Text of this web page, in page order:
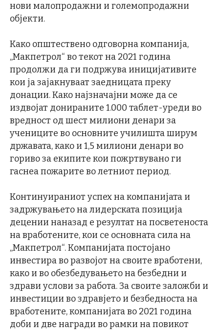
нови малопродажни и големопродажни
објекти.
Како општествено одговорна компанија,
„Макпетрол“ во текот на 2021 година
продолжи да ги подржува иницијативите
кои ја зајакнуваат заедницата преку
донации. Како најзначајни може да се
издвојат донираните 1.000 таблет-уреди во
вредност од шест милиони денари за
учениците во основните училишта ширум
државата, како и 1,5 милиони денари во
гориво за екипите кои пожртвувано ги
гаснеа пожарите во летниот период.
Континуираниот успех на компанијата и
задржувањето на лидерската позиција
децении наназад е резултат на посветеноста
на вработените, кои се основната сила на
„Макпетрол“. Компанијата постојано
инвестира во развојот на своите вработени,
како и во обезбедувањето на безбедни и
здрави услови за работа. За своите заложби и
инвестиции во здравјето и безбедноста на
вработените, компанијата во 2021 година
доби и две награди во рамки на повикот